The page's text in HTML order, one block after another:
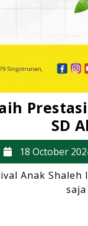
SD
18 October
Anak